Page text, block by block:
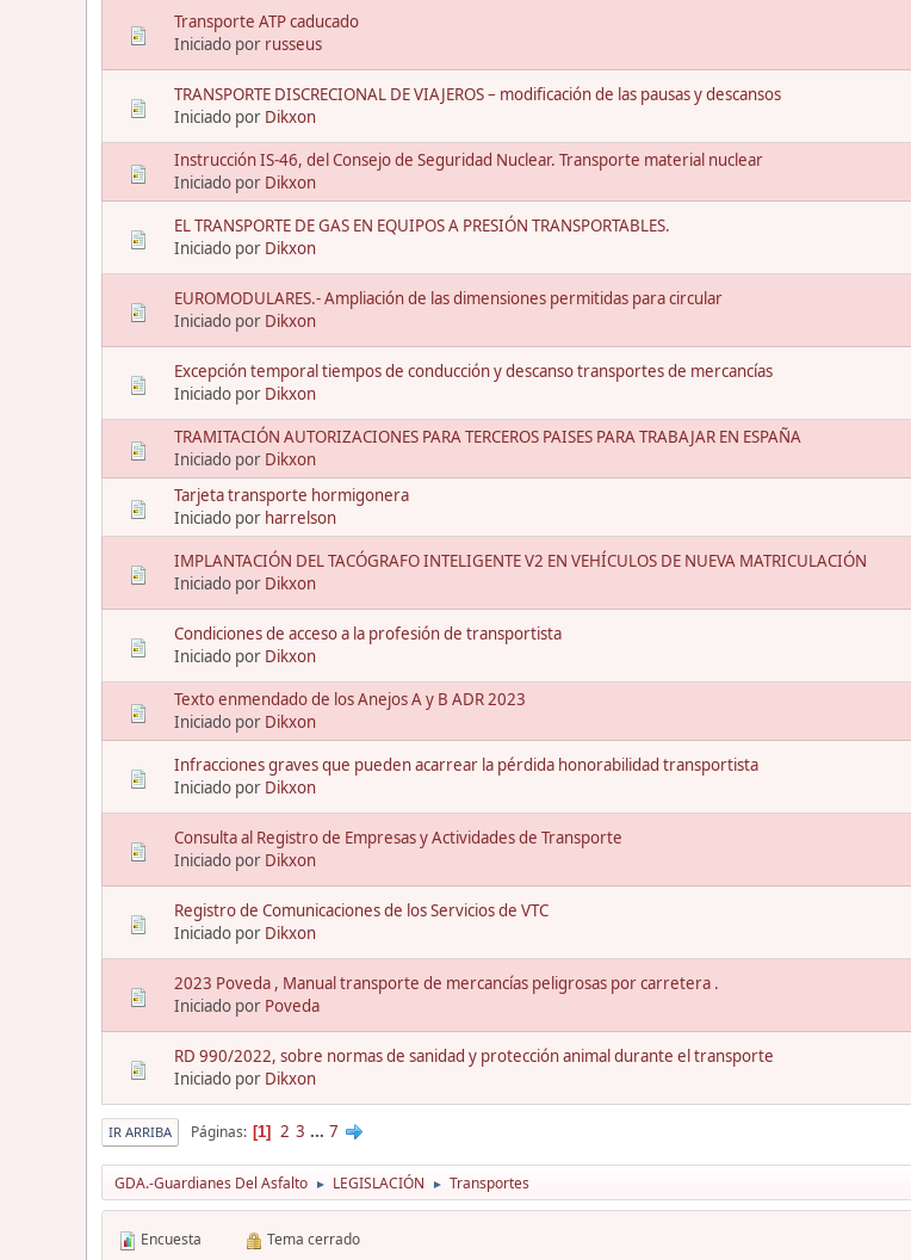
Transporte ATP caducado
Iniciado por russeus
TRANSPORTE DISCRECIONAL DE VIAJEROS – modificación de las pausas y descansos
Iniciado por Dikxon
Instrucción IS-46, del Consejo de Seguridad Nuclear. Transporte material nuclear
Iniciado por Dikxon
EL TRANSPORTE DE GAS EN EQUIPOS A PRESIÓN TRANSPORTABLES.
Iniciado por Dikxon
EUROMODULARES.- Ampliación de las dimensiones permitidas para circular
Iniciado por Dikxon
Excepción temporal tiempos de conducción y descanso transportes de mercancías
Iniciado por Dikxon
TRAMITACIÓN AUTORIZACIONES PARA TERCEROS PAISES PARA TRABAJAR EN ESPAÑA
Iniciado por Dikxon
Tarjeta transporte hormigonera
Iniciado por harrelson
IMPLANTACIÓN DEL TACÓGRAFO INTELIGENTE V2 EN VEHÍCULOS DE NUEVA MATRICULACIÓN
Iniciado por Dikxon
Condiciones de acceso a la profesión de transportista
Iniciado por Dikxon
Texto enmendado de los Anejos A y B ADR 2023
Iniciado por Dikxon
Infracciones graves que pueden acarrear la pérdida honorabilidad transportista
Iniciado por Dikxon
Consulta al Registro de Empresas y Actividades de Transporte
Iniciado por Dikxon
Registro de Comunicaciones de los Servicios de VTC
Iniciado por Dikxon
2023 Poveda , Manual transporte de mercancías peligrosas por carretera .
Iniciado por Poveda
RD 990/2022, sobre normas de sanidad y protección animal durante el transporte
Iniciado por Dikxon
IR ARRIBA Páginas 1 2 3 ... 7
GDA.-Guardianes Del Asfalto ► LEGISLACIÓN ► Transportes
Encuesta
Tema cerrado